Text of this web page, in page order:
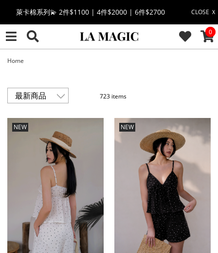
CLOSE Ｘ
🔥點擊立即➕官方LINE領取$100🔥
🎉週年慶全館88折(特價品除外/於結帳顯示)🎉
果凍棉系列⭐2件$1100|4件$2000|6件$2700
萊卡棉系列💫 2件$1100 | 4件$2000 | 6件$2700
0
Home
723 items
NEW NEW